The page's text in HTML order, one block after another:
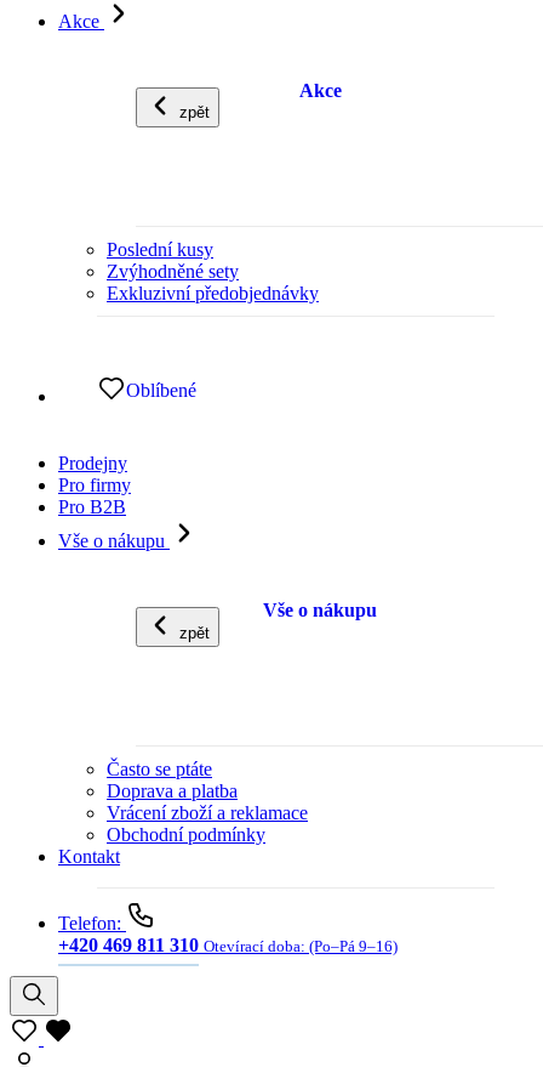
Akce
zpět
Akce
Poslední kusy
Zvýhodněné sety
Exkluzivní předobjednávky
Oblíbené
Prodejny
Pro firmy
Pro B2B
Vše o nákupu
zpět
Vše o nákupu
Často se ptáte
Doprava a platba
Vrácení zboží a reklamace
Obchodní podmínky
Kontakt
Telefon:
+420 469 811 310 Otevírací doba: (Po–Pá 9–16)